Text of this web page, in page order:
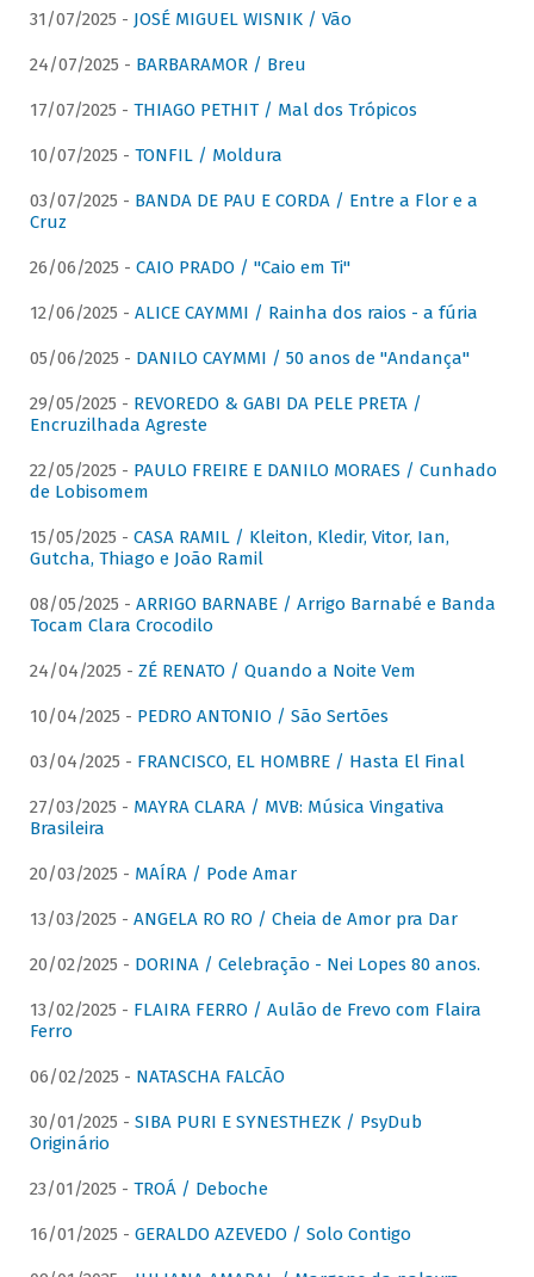
31/07/2025 - JOSÉ MIGUEL WISNIK / Vão
24/07/2025 - BARBARAMOR / Breu
17/07/2025 - THIAGO PETHIT / Mal dos Trópicos
10/07/2025 - TONFIL / Moldura
03/07/2025 - BANDA DE PAU E CORDA / Entre a Flor e a
Cruz
26/06/2025 - CAIO PRADO / "Caio em Ti"
12/06/2025 - ALICE CAYMMI / Rainha dos raios - a fúria
05/06/2025 - DANILO CAYMMI / 50 anos de "Andança"
29/05/2025 - REVOREDO & GABI DA PELE PRETA /
Encruzilhada Agreste
22/05/2025 - PAULO FREIRE E DANILO MORAES / Cunhado
de Lobisomem
15/05/2025 - CASA RAMIL / Kleiton, Kledir, Vitor, Ian,
Gutcha, Thiago e João Ramil
08/05/2025 - ARRIGO BARNABE / Arrigo Barnabé e Banda
Tocam Clara Crocodilo
24/04/2025 - ZÉ RENATO / Quando a Noite Vem
10/04/2025 - PEDRO ANTONIO / São Sertões
03/04/2025 - FRANCISCO, EL HOMBRE / Hasta El Final
27/03/2025 - MAYRA CLARA / MVB: Música Vingativa
Brasileira
20/03/2025 - MAÍRA / Pode Amar
13/03/2025 - ANGELA RO RO / Cheia de Amor pra Dar
20/02/2025 - DORINA / Celebração - Nei Lopes 80 anos.
13/02/2025 - FLAIRA FERRO / Aulão de Frevo com Flaira
Ferro
06/02/2025 - NATASCHA FALCÃO
30/01/2025 - SIBA PURI E SYNESTHEZK / PsyDub
Originário
23/01/2025 - TROÁ / Deboche
16/01/2025 - GERALDO AZEVEDO / Solo Contigo